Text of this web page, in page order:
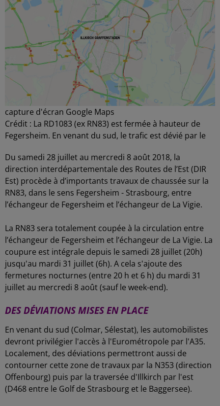
capture d'écran Google Maps
Crédit : La RD1083 (ex RN83) est fermée à hauteur de
Fegersheim. En venant du sud, le trafic est dévié par le
Du samedi 28 juillet au mercredi 8 août 2018, la
direction interdépartementale des Routes de l’Est (DIR
Est) procède à d’importants travaux de chaussée sur la
RN83, dans le sens Fegersheim - Strasbourg, entre
l’échangeur de Fegersheim et l’échangeur de La Vigie.
La RN83 sera totalement coupée à la circulation entre
l’échangeur de Fegersheim et l’échangeur de La Vigie. La
coupure est intégrale depuis le samedi 28 juillet (20h)
jusqu'au mardi 31 juillet (6h). A cela s'ajoute des
fermetures nocturnes (entre 20 h et 6 h) du mardi 31
juillet au mercredi 8 août (sauf le week-end).
DES DÉVIATIONS MISES EN PLACE
En venant du sud (Colmar, Sélestat), les automobilistes
devront privilégier l'accès à l'Eurométropole par l'A35.
Localement, des déviations permettront aussi de
contourner cette zone de travaux par la N353 (direction
Offenbourg) puis par la traversée d'Illkirch par l'est
(D468 entre le Golf de Strasbourg et le Baggersee).